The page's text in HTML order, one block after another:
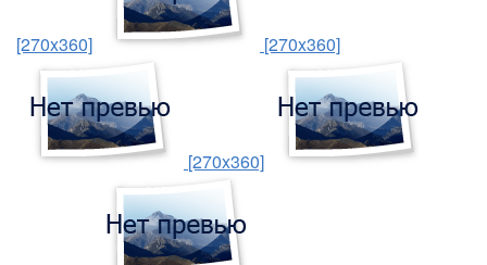
[270x360] [270x360]
[270x360]